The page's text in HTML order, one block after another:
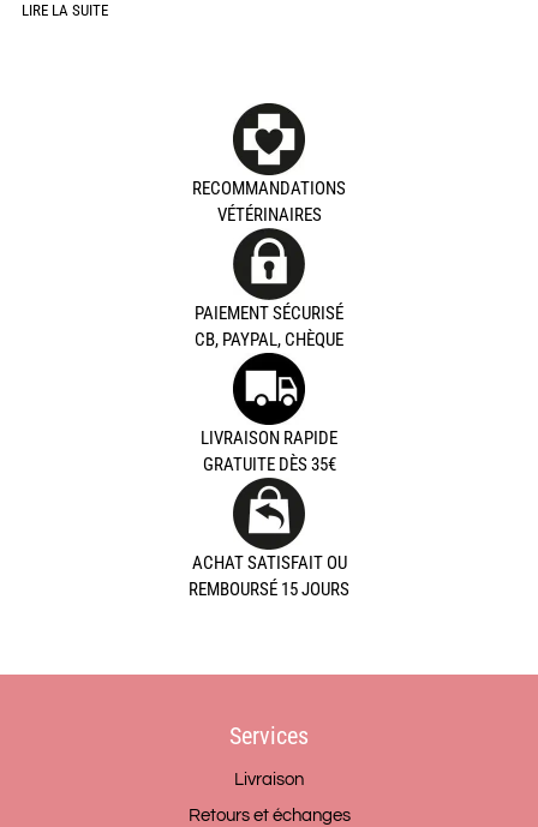
LIRE LA SUITE
RECOMMANDATIONS
VÉTÉRINAIRES
PAIEMENT SÉCURISÉ
CB, PAYPAL, CHÈQUE
LIVRAISON RAPIDE
GRATUITE DÈS 35€
ACHAT SATISFAIT OU
REMBOURSÉ 15 JOURS
Services
Livraison
Retours et échanges